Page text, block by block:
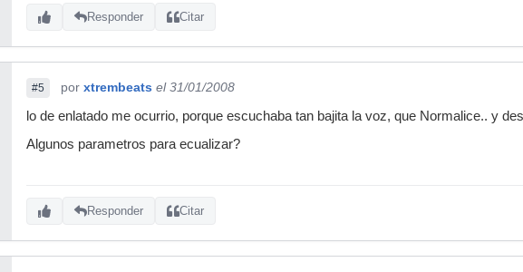
Responder Citar
#5 por xtrembeats el 31/01/2008
lo de enlatado me ocurrio, porque escuchaba tan bajita la voz, que Normalice.. y
Algunos parametros para ecualizar?
Responder Citar